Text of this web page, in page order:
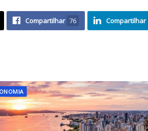
Compartilhar 76 Compartilhar